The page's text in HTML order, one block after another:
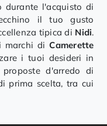
durante l'acquisto di
il tuo gusto
tipica di Nidi.
marchi diCamerette
i tuoi desideri in
d'arredo di
prima scelta, tra cui